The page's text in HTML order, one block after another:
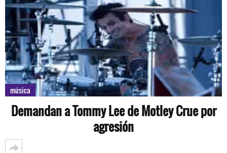
música
Demandan a Tommy Lee de Motley Crue por
agresión